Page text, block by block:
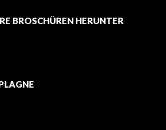
BROSCHÜREN HERUNTER